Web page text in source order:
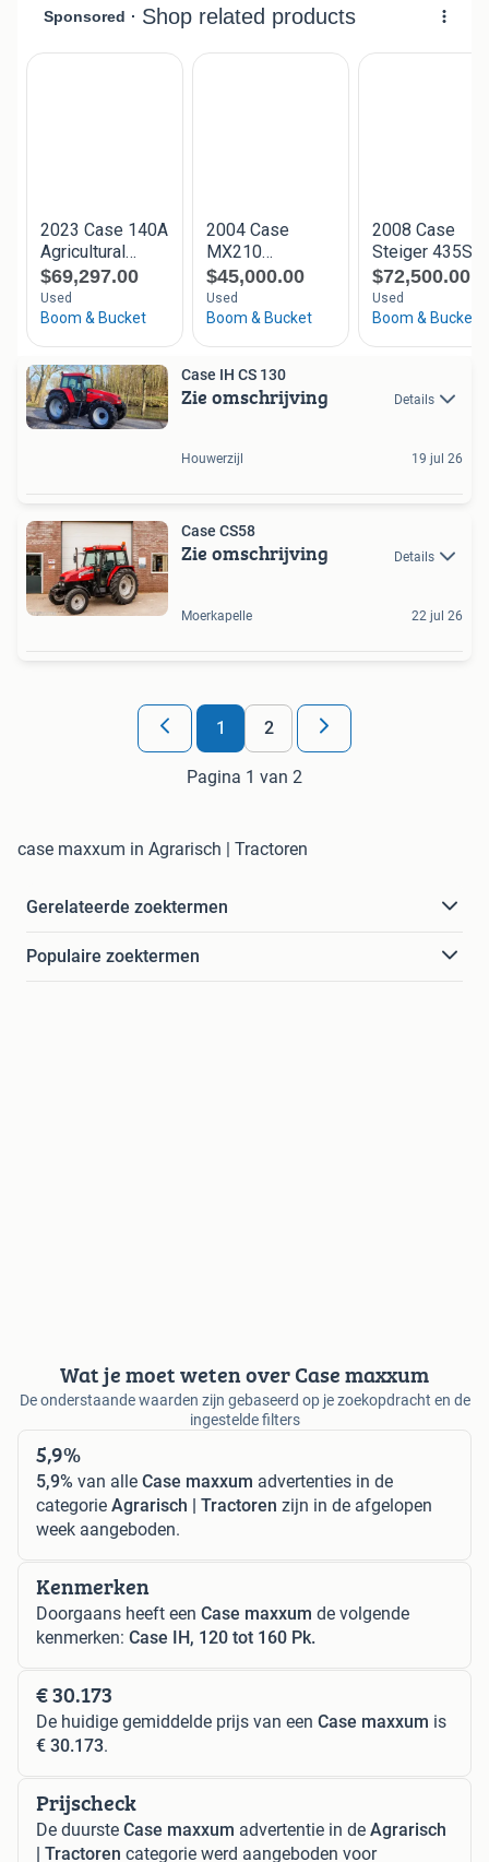
Case IH CS 130
Zie omschrijving Details
Houwerzijl 19 jul 26
Case CS58
Zie omschrijving Details
Moerkapelle 22 jul 26
1 2
Pagina 1 van 2
case maxxum in Agrarisch | Tractoren
Gerelateerde zoektermen
Populaire zoektermen
Wat je moet weten over Case maxxum
De onderstaande waarden zijn gebaseerd op je zoekopdracht en de
ingestelde filters
5,9%
5,9% van alle Case maxxum advertenties in de
categorie Agrarisch | Tractoren zijn in de afgelopen
week aangeboden.
Kenmerken
Doorgaans heeft een Case maxxum de volgende
kenmerken: Case IH, 120 tot 160 Pk.
€ 30.173
De huidige gemiddelde prijs van een Case maxxum is
€ 30.173.
Prijscheck
De duurste Case maxxum advertentie in de Agrarisch
| Tractoren categorie werd aangeboden voor